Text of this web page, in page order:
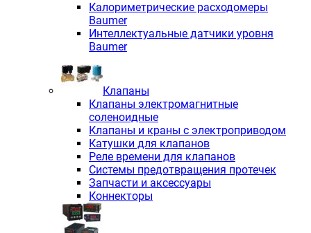
Калориметрические расходомеры
Baumer
Интеллектуальные датчики уровня
Baumer
Клапаны
Клапаны электромагнитные
соленоидные
Клапаны и краны с электроприводом
Катушки для клапанов
Реле времени для клапанов
Системы предотвращения протечек
Запчасти и аксессуары
Коннекторы